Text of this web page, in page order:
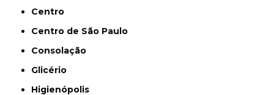
Centro
Centro de São Paulo
Consolação
Glicério
Higienópolis